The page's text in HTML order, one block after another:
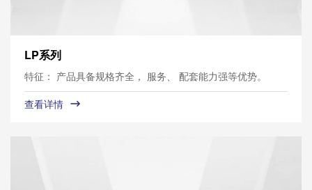
LP系列
特征： 产品具备规格齐全， 服务、 配套能力强等优势。
查看详情